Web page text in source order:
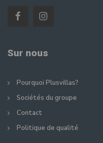
Sur nous
Pourquoi Plusvillas?
Sociétés du groupe
Contact
Politique de qualité